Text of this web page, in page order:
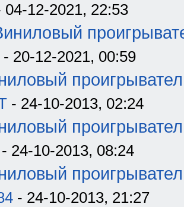
04-12-2021, 22:53
- 20-12-2021, 00:59
- 24-10-2013, 02:24
- 24-10-2013, 08:24
- 24-10-2013, 21:27